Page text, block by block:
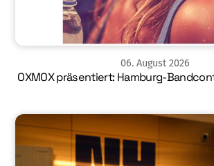
06. August 2026
OXMOX präsentiert: Hamburg-